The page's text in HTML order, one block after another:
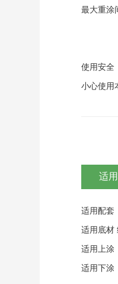
最大重涂
使用安全
小心使用
适
适用配套
适用底材
适用上涂
适用下涂